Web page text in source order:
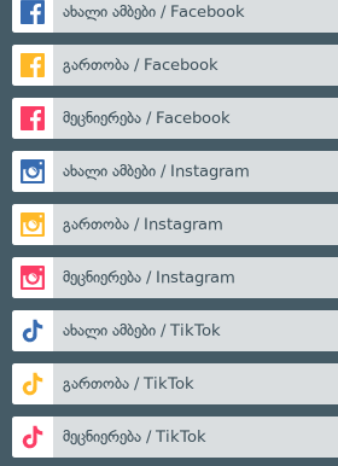
ახალი ამბები / Facebook
გართობა / Facebook
მეცნიერება / Facebook
ახალი ამბები / Instagram
გართობა / Instagram
მეცნიერება / Instagram
ახალი ამბები / TikTok
გართობა / TikTok
მეცნიერება / TikTok